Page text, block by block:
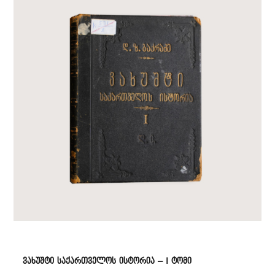
ვახუშტი საქართველოს ისტორია – I ტომი